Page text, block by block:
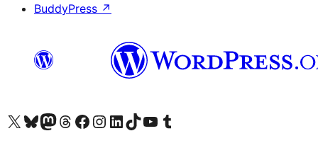
BuddyPress ↗
Visiteu el nostre compte X (abans Twitter)
Visiteu el nostre compte de Bluesky
Visiteu el nostre compte al Mastodon
Visiteu el nostre compte de Threads
Visiteu la nostra pàgina al Facebook
Visiteu el nostre compte d'Instagram
Visiteu el nostre compte de LinkedIn
Visiteu el nostre compte de TikTok
Visiteu el nostre canal al YouTube
Visiteu el nostre compte de Tumblr